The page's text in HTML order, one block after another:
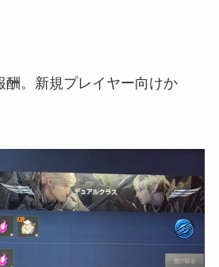
酬。新規プレイヤー向けか